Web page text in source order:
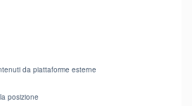
da piattaforme esterne
posizione